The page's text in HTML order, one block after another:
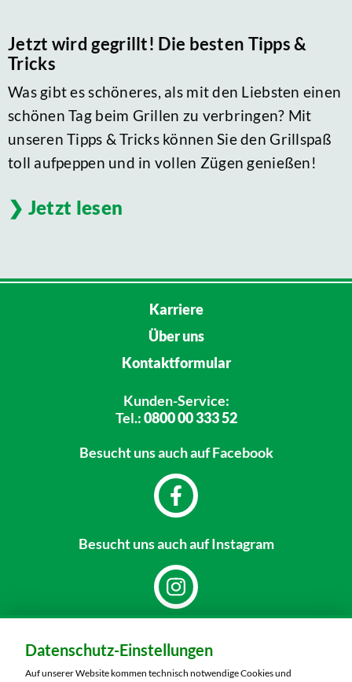
Jetzt wird gegrillt! Die besten Tipps &
Tricks
Was gibt es schöneres, als mit den Liebsten einen
schönen Tag beim Grillen zu verbringen? Mit
unseren Tipps & Tricks können Sie den Grillspaß
toll aufpeppen und in vollen Zügen genießen!
Jetzt lesen
Karriere
Über uns
Kontaktformular
Kunden-Service:
Tel.:0800 00 333 52
Besucht unsauch auf Facebook
Besucht unsauch auf Instagram
MARKTKAUF Nobitz
Altenburger Straße 29
Datenschutz-Einstellungen
Auf unserer Website kommen technisch notwendige Cookies und